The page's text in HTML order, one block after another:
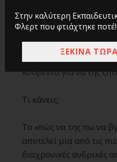
Το θες πολύ. Αλλά για
μπορείς να βγάλεις τις
σου ή δεν μπορείς καν
κουβένταγια να της
Τι κάνεις;
Το «πώς να της πω να
αποτελεί μια από τις
διαχρονικές ανδρικές
Στην καλύτερη
Φλερτ που φτιάχτηκε ποτέ!
ΞΕΚΙΝΑ